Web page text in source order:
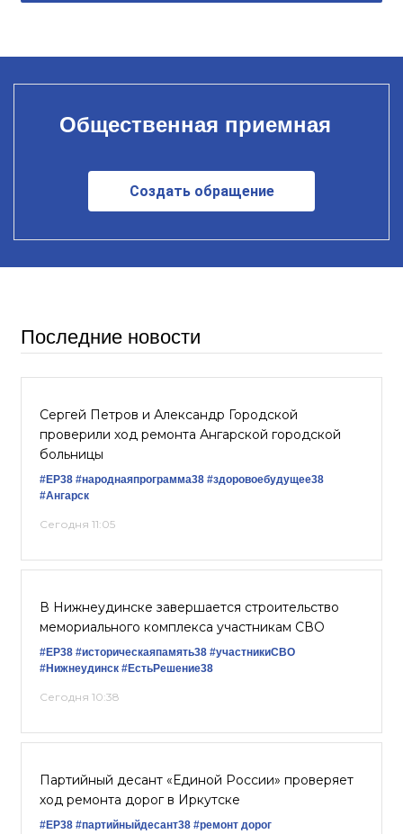
Общественная приемная
Создать обращение
Последние новости
Сергей Петров и Александр Городской
проверили ход ремонта Ангарской городской
больницы
#ЕР38 #народнаяпрограмма38 #здоровоебудущее38
#Ангарск
Сегодня 11:05
В Нижнеудинске завершается строительство
мемориального комплекса участникам СВО
#ЕР38 #историческаяпамять38 #участникиСВО
#Нижнеудинск #ЕстьРешение38
Сегодня 10:38
Партийный десант «Единой России» проверяет
ход ремонта дорог в Иркутске
#ЕР38 #партийныйдесант38 #ремонт дорог